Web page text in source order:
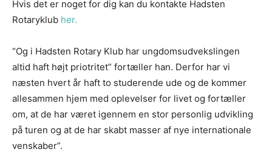
Hvis det er noget for dig kan du kontakte Hadsten
Rotaryklub her.
“Og i Hadsten Rotary Klub har ungdomsudvekslingen
altid haft højt priotritet” fortæller han. Derfor har vi
næsten hvert år haft to studerende ude og de kommer
allesammen hjem med oplevelser for livet og fortæller
om, at de har været igennem en stor personlig udvikling
på turen og at de har skabt masser af nye internationale
venskaber”.